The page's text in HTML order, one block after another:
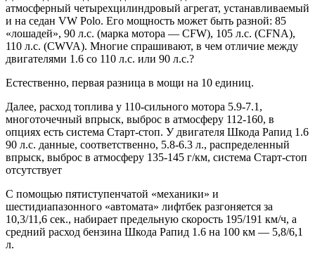
атмосферный четырехцилиндровый агрегат, устанавливаемый
и на седан VW Polo. Его мощность может быть разной: 85
«лошадей», 90 л.с. (марка мотора — CFW), 105 л.с. (CFNA),
110 л.с. (CWVA). Многие спрашивают, в чем отличие между
двигателями 1.6 со 110 л.с. или 90 л.с.?
Естественно, первая разница в мощи на 10 единиц.
Далее, расход топлива у 110-сильного мотора 5.9-7.1,
многоточечный впрыск, выброс в атмосферу 112-160, в
опциях есть система Старт-стоп. У двигателя Шкода Рапид 1.6
90 л.с. данные, соответственно, 5.8-6.3 л., распределенный
впрыск, выброс в атмосферу 135-145 г/км, система Старт-стоп
отсутствует
С помощью пятиступенчатой «механики» и
шестидиапазонного «автомата» лифтбек разгоняется за
10,3/11,6 сек., набирает предельную скорость 195/191 км/ч, а
средний расход бензина Шкода Рапид 1.6 на 100 км — 5,8/6,1
л.